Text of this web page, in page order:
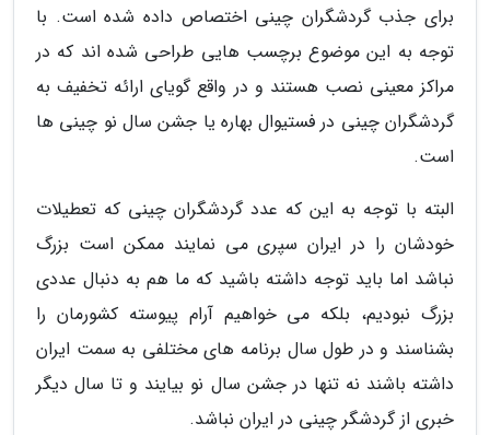
برای جذب گردشگران چینی اختصاص داده شده است. با
توجه به این موضوع برچسب هایی طراحی شده اند که در
مراکز معینی نصب هستند و در واقع گویای ارائه تخفیف به
گردشگران چینی در فستیوال بهاره یا جشن سال نو چینی ها
است.
البته با توجه به این که عدد گردشگران چینی که تعطیلات
خودشان را در ایران سپری می نمایند ممکن است بزرگ
نباشد اما باید توجه داشته باشید که ما هم به دنبال عددی
بزرگ نبودیم، بلکه می خواهیم آرام پیوسته کشورمان را
بشناسند و در طول سال برنامه های مختلفی به سمت ایران
داشته باشند نه تنها در جشن سال نو بیایند و تا سال دیگر
خبری از گردشگر چینی در ایران نباشد.